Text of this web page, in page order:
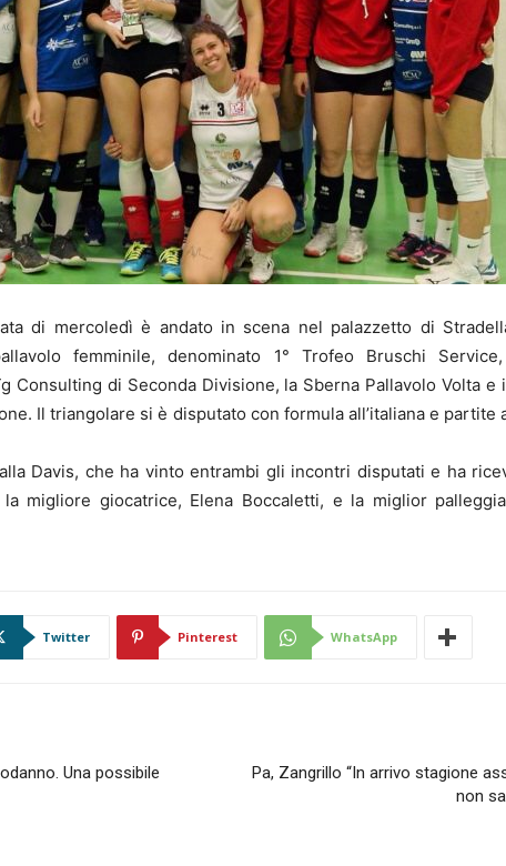
di mercoledì è andato in scena nel palazzetto di
femminile, denominato 1° Trofeo Bruschi
Consulting di Seconda Divisione, la Sberna Pallavolo Volta e
Il triangolare si è disputato con formula all’italiana e partite
Davis, che ha vinto entrambi gli incontri disputati e ha
migliore giocatrice, Elena Boccaletti, e la miglior
Twitter Pinterest WhatsApp
Una possibile
Pa, Zangrillo “In arrivo stagione
non